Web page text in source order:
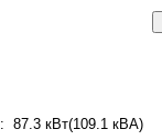
:
87.3 кВт(109.1 кВА)